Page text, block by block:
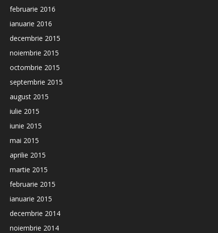
februarie 2016
ianuarie 2016
decembrie 2015
noiembrie 2015
octombrie 2015
septembrie 2015
august 2015
iulie 2015
iunie 2015
mai 2015
aprilie 2015
martie 2015
februarie 2015
ianuarie 2015
decembrie 2014
noiembrie 2014